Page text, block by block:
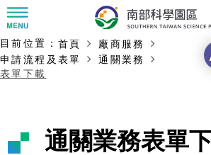
訊息公告
新聞資料專區
發展沿革
認識園區
主要內容開始
:::
目前位置： 首頁
廠商服務
申請流程及表單
通關業務
表單下載
通關業務表單